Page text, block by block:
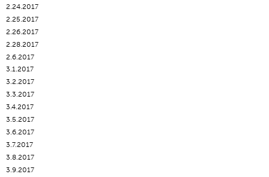
2.24.2017
2.25.2017
2.26.2017
2.28.2017
2.6.2017
3.1.2017
3.2.2017
3.3.2017
3.4.2017
3.5.2017
3.6.2017
3.7.2017
3.8.2017
3.9.2017